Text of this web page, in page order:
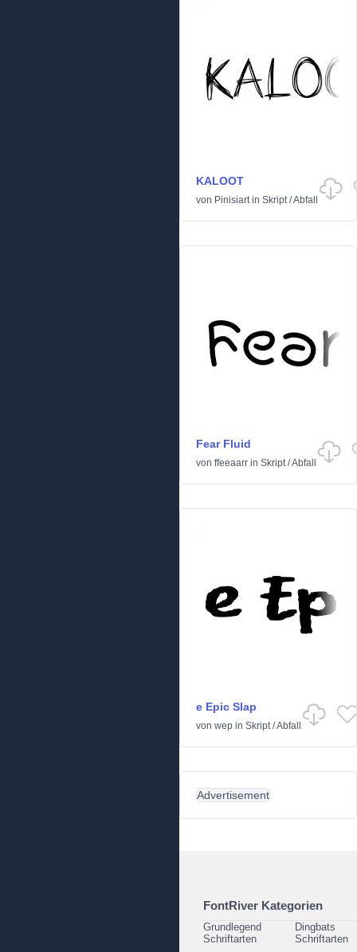
KALOOT
von Pinisiartin Skript/Abfall
Fear Fluid
von ffeeaarr in Skript/Abfall
e Epic Slap
von wep in Skript/Abfall
Advertisement
FontRiver Kategorien
Grundlegend
Schriftarten
Dingbats
Schriftarten